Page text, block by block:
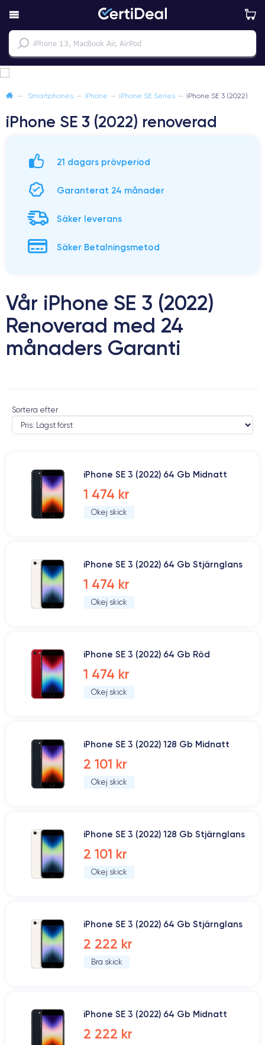
— Smartphones — iPhone — iPhone SE Series — iPhone SE 3 (2022)
iPhone SE 3 (2022) renoverad
21 dagars prövperiod
Garanterat 24 månader
Säker leverans
Säker Betalningsmetod
Vår iPhone SE 3 (2022)
Renoverad med 24
månaders Garanti
Sortera efter
iPhone SE 3 (2022) 64 Gb Midnatt
1 474 kr
Okej skick
iPhone SE 3 (2022) 64 Gb Stjärnglans
1 474 kr
Okej skick
iPhone SE 3 (2022) 64 Gb Röd
1 474 kr
Okej skick
iPhone SE 3 (2022) 128 Gb Midnatt
2 101 kr
Okej skick
iPhone SE 3 (2022) 128 Gb Stjärnglans
2 101 kr
Okej skick
iPhone SE 3 (2022) 64 Gb Stjärnglans
2 222 kr
Bra skick
iPhone SE 3 (2022) 64 Gb Midnatt
2 222 kr